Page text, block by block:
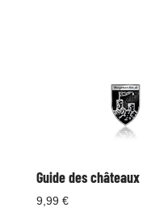
Guide des châteaux
9,99 €